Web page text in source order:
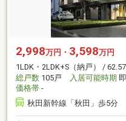
2,998万円・ 3,598万円
1LDK・2LDK+S（納戸） /
総戸数 105戸 入居可能時期
価格帯 -
秋田新幹線「秋田」歩5分